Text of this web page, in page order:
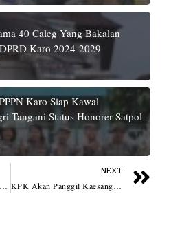
40 Caleg Yang Bakalan
Karo 2024-2029
Karo Siap Kawal
Tangani Status Honorer Satpol-
Polda Sumut Lengkapi Berkas Perkara Anggota DPRD Madina
NEXT
KPK Akan Panggil Kaesang dan Bobby Terkait Penggunaan Jet Pribadi